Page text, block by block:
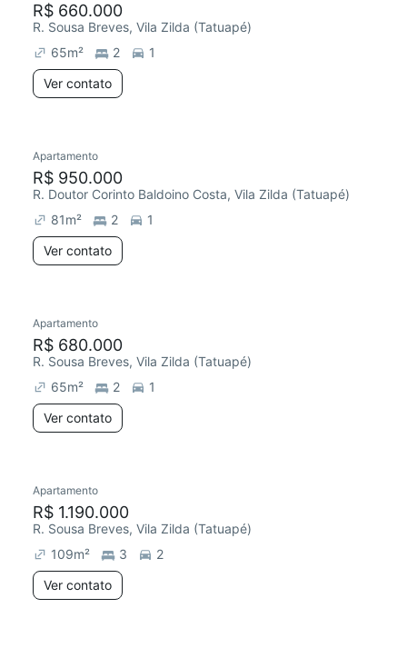
R$ 660.000
R. Sousa Breves, Vila Zilda (Tatuapé)
65m² 2
1
Ver contato
Redecorar
Apartamento
R$ 950.000
R. Doutor Corinto Baldoino Costa, Vila Zilda (Tatuapé)
81m² 2
1
Ver contato
Apartamento
R$ 680.000
R. Sousa Breves, Vila Zilda (Tatuapé)
65m² 2
1
Ver contato
Apartamento
R$ 1.190.000
R. Sousa Breves, Vila Zilda (Tatuapé)
109m² 3
2
Ver contato